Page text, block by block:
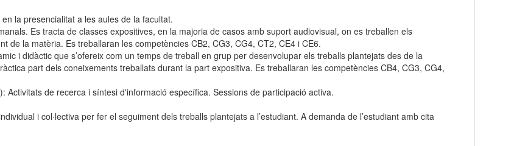
la presencialitat a les aules de la facultat.
Es tracta de classes expositives, en la majoria de casos amb suport audiovisual, on es treballen els
de la matèria. Es treballaran les competències CB2, CG3, CG4, CT2, CE4 i CE6.
i didàctic que s’ofereix com un temps de treball en grup per desenvolupar els treballs plantejats des de la
part dels coneixements treballats durant la part expositiva. Es treballaran les competències CB4, CG3, CG4,
Activitats de recerca i síntesi d'informació específica. Sessions de participació activa.
i col·lectiva per fer el seguiment dels treballs plantejats a l’estudiant. A demanda de l’estudiant amb cita